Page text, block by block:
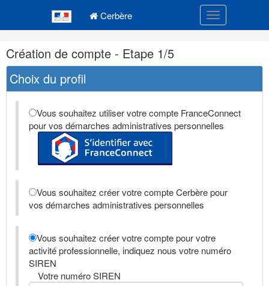
Cerbère Toggle
Navigation
et
outils
annexes
Création de compte - Etape 1/5
Choix du profil
Vous souhaitez utiliser votre compte FranceConnect
pour vos démarches administratives personnelles
Vous souhaitez créer votre compte Cerbère pour
vos démarches administratives personnelles
Vous souhaitez créer votre compte pour votre
activité professionnelle, indiquez nous votre numéro
SIREN
Votre numéro SIREN